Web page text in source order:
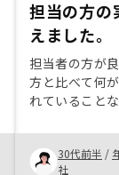
担当の方の
えました。
担当者の方が
方と比べて何
れていること
良かったのか
体験を教えて
30代前半 /
社